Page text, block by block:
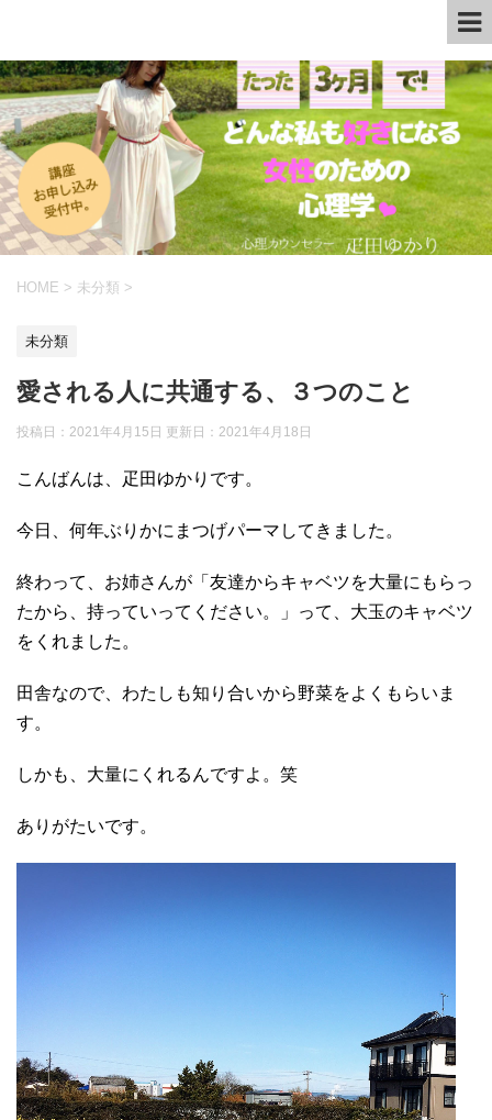
HOME > 未分類 >
未分類
愛される人に共通する、３つのこと
投稿日：2021年4月15日 更新日： 2021年4月18日
こんばんは、疋田ゆかりです。
今日、何年ぶりかにまつげパーマしてきました。
終わって、お姉さんが「友達からキャベツを大量にもらっ
たから、持っていってください。」って、大玉のキャベツ
をくれました。
田舎なので、わたしも知り合いから野菜をよくもらいま
す。
しかも、大量にくれるんですよ。笑
ありがたいです。